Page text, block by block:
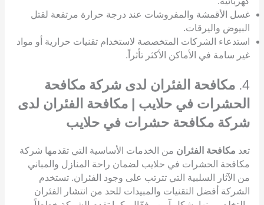
غسل الأقمشة والمفروشات عند درجة حرارة مرتفعة لقتل
البيوض واليرقات.
استدعاء الشركات المتخصصة لاستخدام تقنيات حرارية أو مواد
غير سامة في الأماكن الأكثر تأثراً.
4. مكافحة الفئران لدى شركة مكافحة
الحشرات في حلايب | مكافحة الفئران لدى
شركة مكافحة حشرات في حلايب
تعد مكافحة الفئران من الخدمات الأساسية التي تقدمها شركة
مكافحة الحشرات في حلايب لضمان راحة المنازل والمباني
من الآثار السلبية التي تترتب على وجود الفئران. تستخدم
الشركة أفضل التقنيات والمبيدات للحد من انتشار الفئران